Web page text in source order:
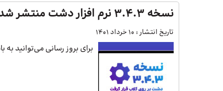
نسخه 3.4.3 نرم افزار دشت منتشر شد
تاریخ انتشار : 10 خرداد 1401
برای بروز رسانی می‌توانید به